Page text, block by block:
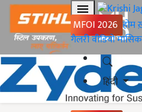
MFOI 2026 होम
गैलरीवीडियो
हिंदी